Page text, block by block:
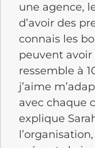
une agence,
d’avoir des
connais les
peuvent
ressemble à
j’aime
avec chaque
explique